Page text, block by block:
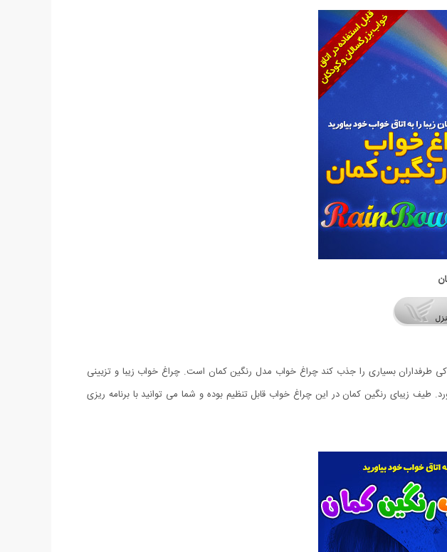
طرفداران بسیاری را جذب کند چراغ خواب مدل رنگین کمان است. چراغ خواب زیبا و تزیینی
زیبای رنگین كمان در این چراغ خواب قابل تنظیم بوده و شما می توانید با برنامه ریزی